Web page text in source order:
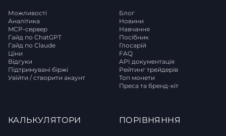
Можливості
Аналітика
MCP-сервер
Гайд по ChatGPT
Гайд по Claude
Ціни
Відгуки
Підтримувані біржі
Увійти / створити акаунт
Блог
Новини
Навчання
Посібник
Глосарій
FAQ
API документація
Рейтинг трейдерів
Топ монети
Преса та бренд-кіт
КАЛЬКУЛЯТОРИ ПОРІВНЯННЯ